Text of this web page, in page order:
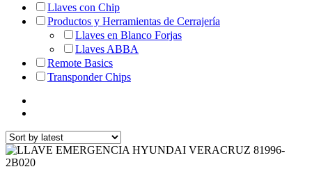
Llaves con Chip
Productos y Herramientas de Cerrajería
Llaves en Blanco Forjas
Llaves ABBA
Remote Basics
Transponder Chips